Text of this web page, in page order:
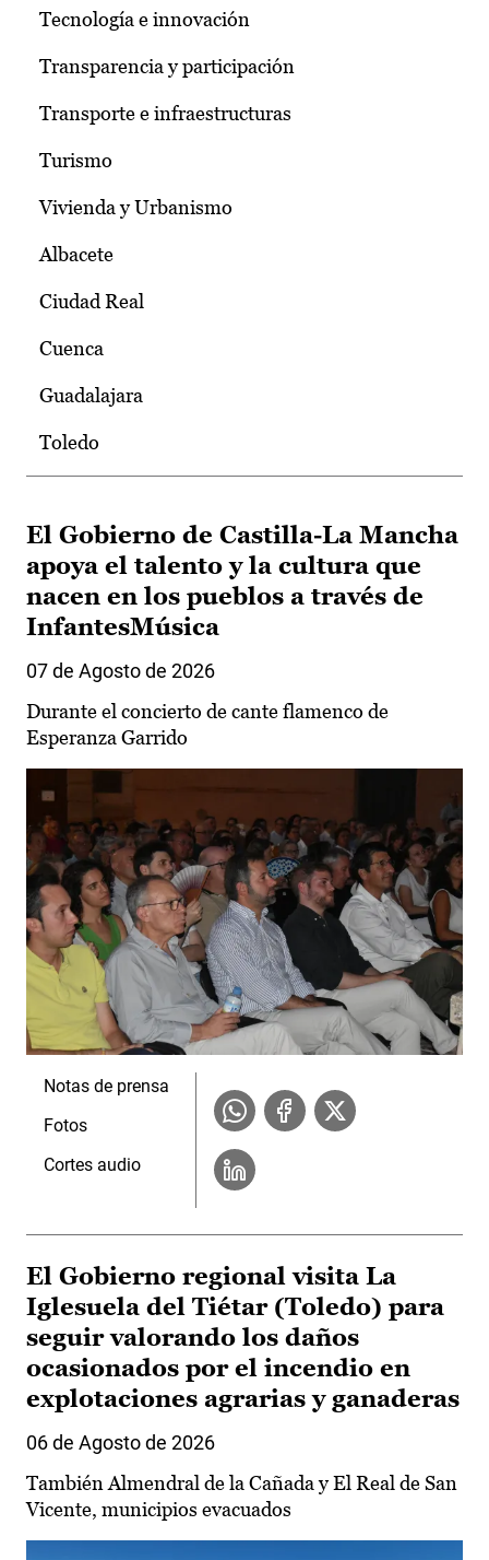
Tecnología e innovación
Transparencia y participación
Transporte e infraestructuras
Turismo
Vivienda y Urbanismo
Albacete
Ciudad Real
Cuenca
Guadalajara
Toledo
El Gobierno de Castilla-La Mancha
apoya el talento y la cultura que
nacen en los pueblos a través de
InfantesMúsica
07 de Agosto de 2026
Durante el concierto de cante flamenco de
Esperanza Garrido
Notas de prensa
Fotos
Cortes audio
El Gobierno regional visita La
Iglesuela del Tiétar (Toledo) para
seguir valorando los daños
ocasionados por el incendio en
explotaciones agrarias y ganaderas
06 de Agosto de 2026
También Almendral de la Cañada y El Real de San
Vicente, municipios evacuados